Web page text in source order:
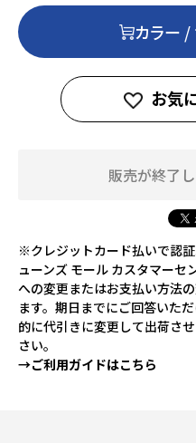
カラー /
お気
販売が終了
※クレジットカード払いで認
ューンズ モール カスタマーセ
への変更またはお支払い方法
ます。期日までにご回答いた
的に代引きに変更して出荷さ
さい。
→ご利用ガイドはこちら